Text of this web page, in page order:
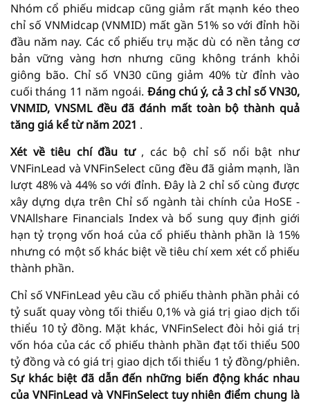
Nhóm cổ phiếu midcap cũng giảm rất mạnh kéo theo
chỉ số VNMidcap (VNMID) mất gần 51% so với đỉnh hồi
đầu năm nay. Các cổ phiếu trụ mặc dù có nền tảng cơ
bản vững vàng hơn nhưng cũng không tránh khỏi
giông bão. Chỉ số VN30 cũng giảm 40% từ đỉnh vào
cuối tháng 11 năm ngoái. Đáng chú ý, cả 3 chỉ số VN30,
VNMID, VNSML đều đã đánh mất toàn bộ thành quả
tăng giá kể từ năm 2021 .
Xét về tiêu chí đầu tư , các bộ chỉ số nổi bật như
VNFinLead và VNFinSelect cũng đều đã giảm mạnh, lần
lượt 48% và 44% so với đỉnh. Đây là 2 chỉ số cùng được
xây dựng dựa trên Chỉ số ngành tài chính của HoSE -
VNAllshare Financials Index và bổ sung quy định giới
hạn tỷ trọng vốn hoá của cổ phiếu thành phần là 15%
nhưng có một số khác biệt về tiêu chí xem xét cổ phiếu
thành phần.
Chỉ số VNFinLead yêu cầu cổ phiếu thành phần phải có
tỷ suất quay vòng tối thiểu 0,1% và giá trị giao dịch tối
thiểu 10 tỷ đồng. Mặt khác, VNFinSelect đòi hỏi giá trị
vốn hóa của các cổ phiếu thành phần đạt tối thiểu 500
tỷ đồng và có giá trị giao dịch tối thiểu 1 tỷ đồng/phiên.
Sự khác biệt đã dẫn đến những biến động khác nhau
của VNFinLead và VNFinSelect tuy nhiên điểm chung là